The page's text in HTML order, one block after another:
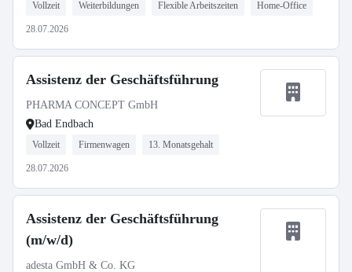
Vollzeit Weiterbildungen Flexible Arbeitszeiten Home-Office
28.07.2026
Assistenz der Geschäftsführung
PHARMA CONCEPT GmbH
Bad Endbach
Vollzeit Firmenwagen 13. Monatsgehalt
28.07.2026
Assistenz der Geschäftsführung
(m/w/d)
adesta GmbH & Co. KG